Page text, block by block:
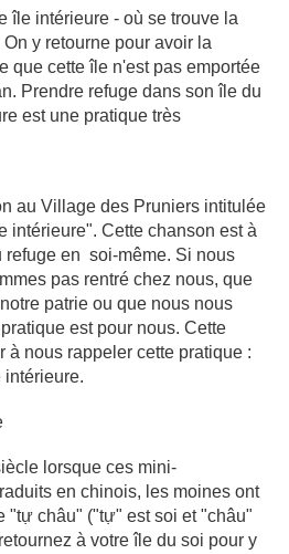
île intérieure - où se trouve la
y retourne pour avoir la
que cette île n'est pas emportée
Prendre refuge dans son île du
est une pratique très
au Village des Pruniers intitulée
intérieure". Cette chanson est à
refuge en soi-même. Si nous
pas rentré chez nous, que
patrie ou que nous nous
est pour nous. Cette
à nous rappeler cette pratique :
intérieure.
lorsque ces mini-
en chinois, les moines ont
"tự châu" ("tự" est soi et "châu"
à votre île du soi pour y